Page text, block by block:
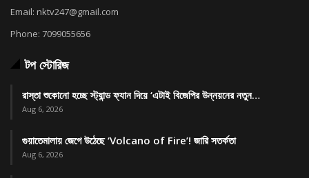
Email: nktv247@gmail.com
Phone: 7099055656
টপ স্টোরিজ
রাস্তা শুকোনো হচ্ছে স্ট্যান্ড ফ্যান দিয়ে ‘এটাই বিজেপির উন্নয়নের নতুন…
Aug 6, 2026
গুয়াতেমালায় জেগে উঠেছে ‘Volcano of Fire’! জারি সতর্কতা
Aug 6, 2026